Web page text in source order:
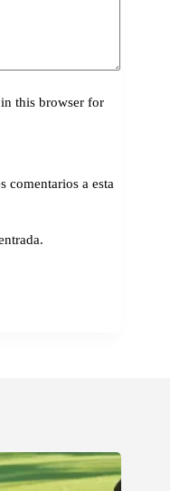
this browser for
comentarios a esta